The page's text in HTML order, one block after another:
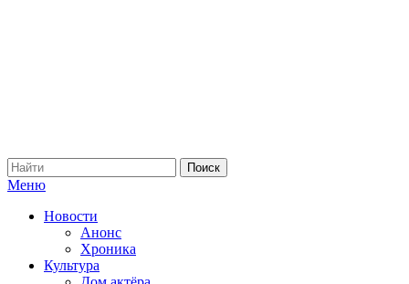
Меню
Новости
Анонс
Хроника
Культура